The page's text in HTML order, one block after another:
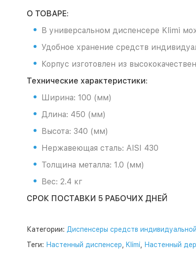
О ТОВАРЕ:
В универсальном диспенсере Klimi
Удобное хранение средств
Корпус изготовлен из
Технические характеристики:
Ширина: 100 (мм)
Длина: 450 (мм)
Высота: 340 (мм)
Нержавеющая сталь: AISI 430
Толщина металла: 1.0 (мм)
Вес: 2.4 кг
СРОК ПОСТАВКИ 5 РАБОЧИХ ДНЕЙ
Категории: Диспенсеры средств
Теги: Настенный диспенсер Klimi, Настенный